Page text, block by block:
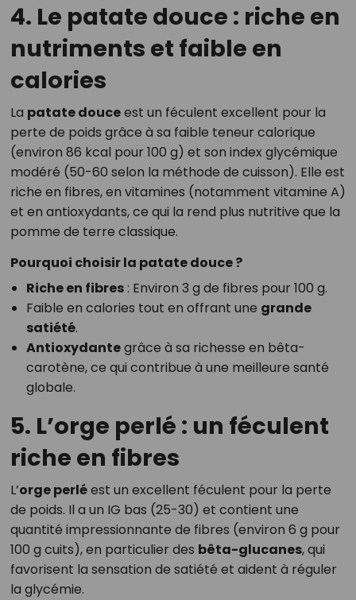
4. Le patate douce : riche en
nutriments et faible en
calories
La patate douceest un féculent excellent pour la
perte de poids grâce à sa faible teneur calorique
(environ 86 kcal pour 100 g) et son index glycémique
modéré (50-60 selon la méthode de cuisson). Elle est
riche en fibres, en vitamines (notamment vitamine A)
et en antioxydants, ce qui la rend plus nutritive que la
pomme de terre classique.
Pourquoi choisir la patate douce ?
Riche en fibres: Environ 3 g de fibres pour 100 g.
Faible en calories tout en offrant une grande
satiété.
Antioxydantegrâce à sa richesse en bêta-
carotène, ce qui contribue à une meilleure santé
globale.
5. L’orge perlé : un féculent
riche en fibres
L’orge perléest un excellent féculent pour la perte
de poids. Il a un IG bas (25-30) et contient une
quantité impressionnante de fibres (environ 6 g pour
100 g cuits), en particulier des bêta-glucanes, qui
favorisent la sensation de satiété et aident à réguler
la glycémie.